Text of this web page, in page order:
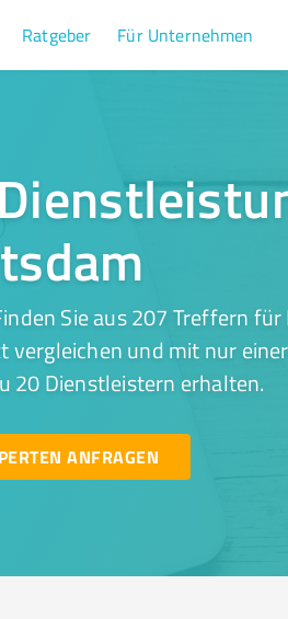
Ratgeber Für Unternehmen
Sie aus 207 Treffern
vergleichen und mit nur
20 Dienstleistern erhalten.
ANFRAGEN